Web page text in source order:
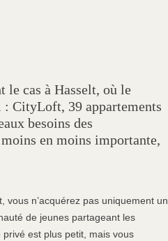
le cas à Hasselt, où le
: CityLoft, 39 appartements
besoins des
en moins importante,
vous n’acquérez pas uniquement un
de jeunes partageant les
est plus petit, mais vous